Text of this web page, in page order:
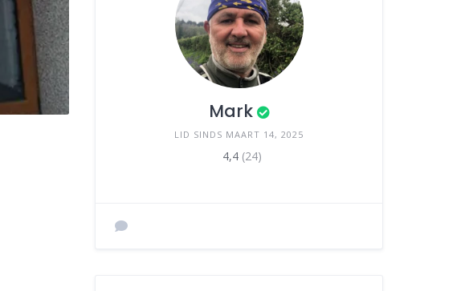
Mark
LID SINDS MAART 14, 2025
4,4 (24)